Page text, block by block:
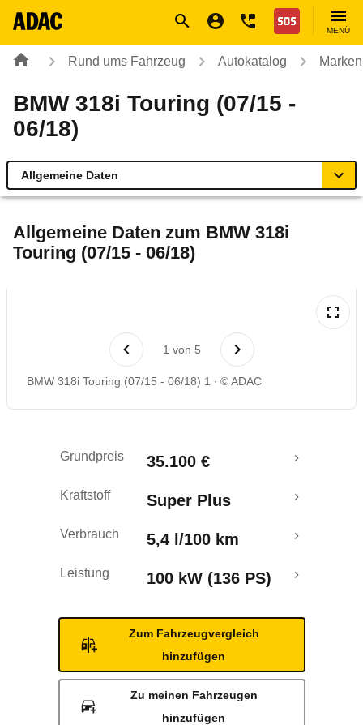
Nothilfe
MENÜ
Rund ums Fahrzeug Autokatalog
BMW 318i Touring (07/15 -
06/18)
Allgemeine Daten
Technische Daten
Laufende Kosten
Allgemeine Daten zum BMW 318i
Touring (07/15 - 06/18)
1 von 5
BMW 318i Touring (07/15 - 06/18) 1 © ADAC
Grundpreis 35.100 €
Kraftstoff Super Plus
Verbrauch 5,4 l/100 km
Leistung 100 kW (136 PS)
Zum Fahrzeugvergleich
hinzufügen
Zu meinen Fahrzeugen
hinzufügen